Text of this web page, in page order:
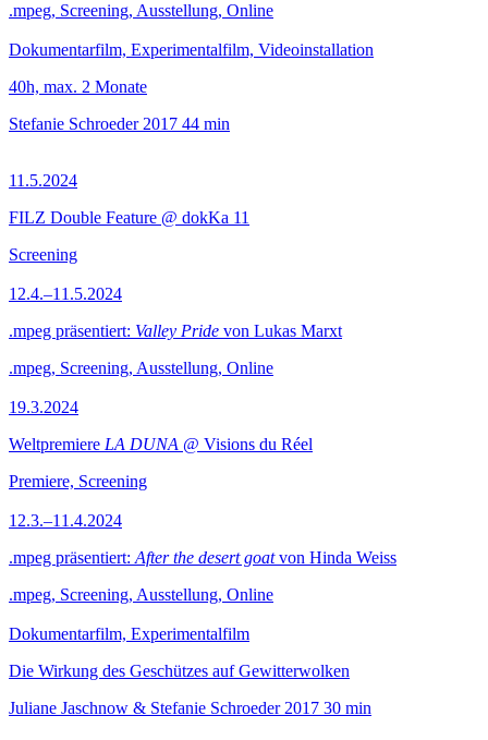
.mpeg, Screening, Ausstellung, Online
Dokumentarfilm, Experimentalfilm, Videoinstallation
40h, max. 2 Monate
Stefanie Schroeder 2017 44 min
11.5.2024
FILZ Double Feature @ dokKa 11
Screening
12.4.–11.5.2024
.mpeg präsentiert: Valley Pride von Lukas Marxt
.mpeg, Screening, Ausstellung, Online
19.3.2024
Weltpremiere LA DUNA @ Visions du Réel
Premiere, Screening
12.3.–11.4.2024
.mpeg präsentiert: After the desert goatvon Hinda Weiss
.mpeg, Screening, Ausstellung, Online
Dokumentarfilm, Experimentalfilm
Die Wirkung des Geschützes auf Gewitterwolken
Juliane Jaschnow & Stefanie Schroeder 2017 30 min